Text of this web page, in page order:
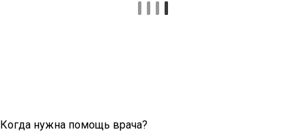
Когда нужна помощь врача?